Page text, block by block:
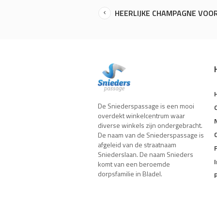
HEERLIJKE CHAMPAGNE
De Sniederspassage is een mooi
overdekt winkelcentrum waar
diverse winkels zijn ondergebracht.
De naam van de Sniederspassage is
afgeleid van de straatnaam
Sniederslaan. De naam Snieders
komt van een beroemde
dorpsfamilie in Bladel.